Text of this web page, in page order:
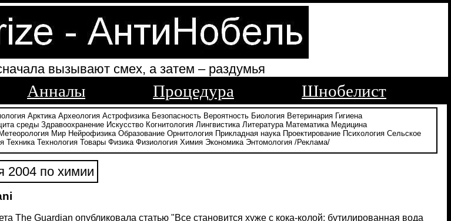
вызывают смех, а затем – раздумья
Анналы Процедура Шнобелист
Арктика Археология Астрофизика Безопасность Вероятность Биология Ветеринария Гигиена
среды Здравоохранение Искусство Когнитология Лингвистика Литература Математика Медицина
Метеорология Мир Нейрофизика Образование Орнитология Прикладная наука Проектирование Психология Сельское
Техника Технология Товары Физика Физиология Химия Экономика Энтомология /Реклама/
2004 по химии
The Guardian опубликовала статью "Все становится хуже с кока-колой: бутилированная вода